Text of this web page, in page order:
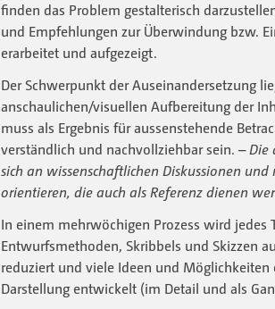
finden das Problem gestalterisch
und Empfehlungen zur Überwindung bzw.
erarbeitet und aufgezeigt.
Der Schwerpunkt der Auseinandersetzung
anschaulichen/visuellen Aufbereitung der
muss als Ergebnis für aussenstehende
verständlich und nachvollziehbar sein. –Die
sich an wissenschaftlichen Diskussionen
orientieren, die auch als Referenz dienen
In einem mehrwöchigen Prozess wird jedes
Entwurfsmethoden, Skribbels und Skizzen
reduziert und viele Ideen und Möglichkeiten
Darstellung entwickelt (im Detail und als